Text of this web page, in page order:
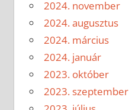
2024. november
2024. augusztus
2024. március
2024. január
2023. október
2023. szeptember